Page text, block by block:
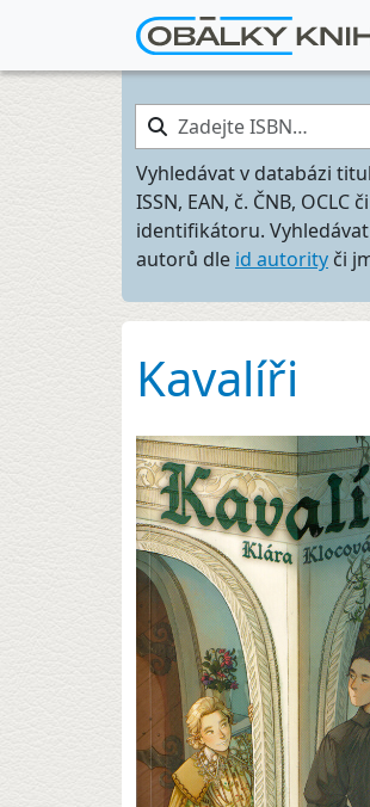
Zadejte ISBN…
Vyhledávat v databázi
ISSN, EAN, č. ČNB, OCLC
identifikátoru.
autorů dle id autority či
Kavalíři